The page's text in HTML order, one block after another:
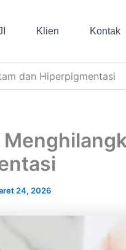
Klien Kontak
dan Hiperpigmentasi
24, 2026